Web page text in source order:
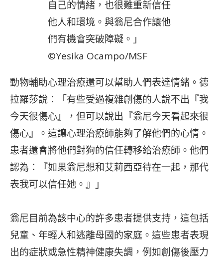
自己的情緒，也很難重新信任
他人和環境。與翁尼合作讓他
們有機會突破障礙。」
©Yesika Ocampo/MSF
動物輔助心理治療還可以幫助人們表達情緒。德
拉羅莎說：「有些受過複雜創傷的人說不出『我
今天很傷心』，但可以說出『翁尼今天看起來很
傷心』。這讓心理治療師能夠了解他們的心情。
患者還會將他們對狗的信任轉移給治療師。他們
認為：『如果翁尼想和艾莉西亞待在一起，那代
表我可以信任她。』」
翁尼目前為該中心的許多患者提供支持，這包括
兒童、年輕人和逃離母國的家庭。這些患者表現
出的症狀或急性精神健康失調，例如創傷後壓力